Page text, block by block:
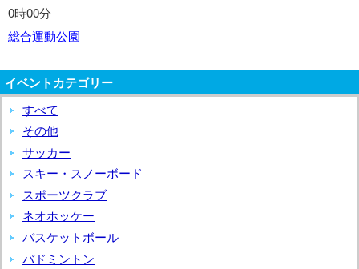
ボ
ー
ル
大
会
回
町
杯・
議
杯
葛
巻
町
ゲ
ー
ト
0時00分
総合運動公園
イベントカテゴリー
すべて
その他
サッカー
スキー・スノーボード
スポーツクラブ
ネオホッケー
バスケットボール
バドミントン